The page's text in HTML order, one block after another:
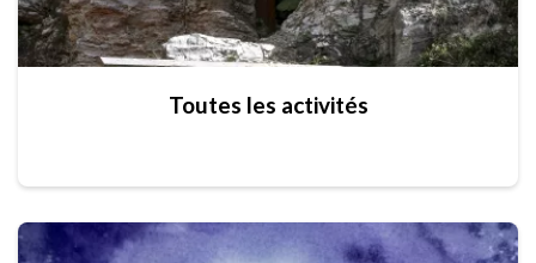
Toutes les activités